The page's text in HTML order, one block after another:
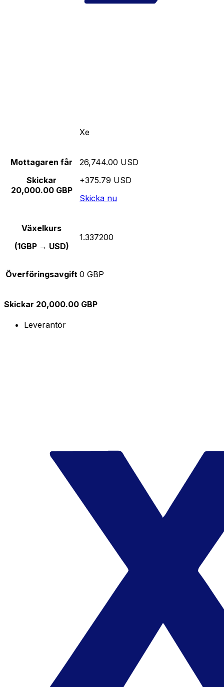
Xe
Mottagaren får
Skickar
20,000.00 GBP
26,744.00 USD
+375.79 USD
Skicka nu
Växelkurs
(1GBP → USD)
1.337200
Överföringsavgift 0 GBP
Skickar 20,000.00 GBP
Leverantör